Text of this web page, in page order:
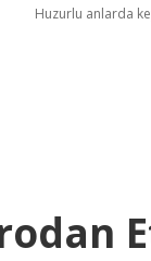
Huzurlu anlarda